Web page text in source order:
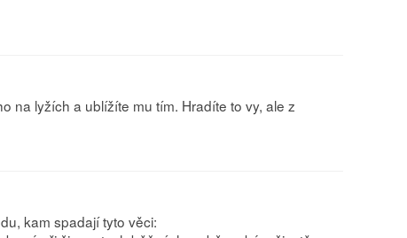
na lyžích a ublížíte mu tím. Hradíte to vy, ale z
kam spadají tyto věci: